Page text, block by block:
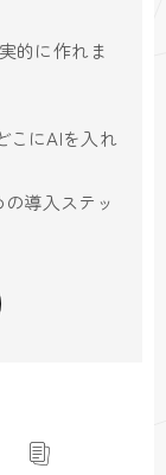
的に作れま
こにAIを入れ
導入ステッ